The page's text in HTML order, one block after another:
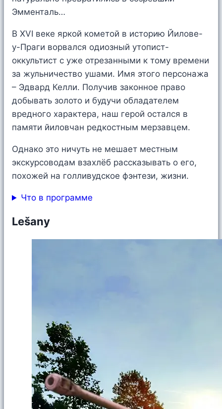
Эмменталь…
В XVI веке яркой кометой в историю Йилове-
у-Праги ворвался одиозный утопист-
оккультист с уже отрезанными к тому времени
за жульничество ушами. Имя этого персонажа
– Эдвард Келли. Получив законное право
добывать золото и будучи обладателем
вредного характера, наш герой остался в
памяти йиловчан редкостным мерзавцем.
Однако это ничуть не мешает местным
экскурсоводам взахлёб рассказывать о его,
похожей на голливудское фэнтези, жизни.
Что в программе
Lešany